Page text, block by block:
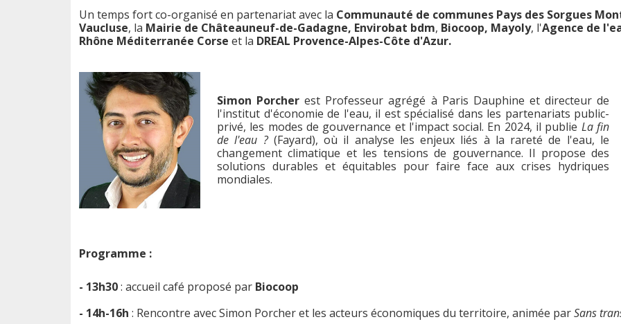
Un temps fort co-organisé en partenariat avec la Communauté de communes Pays des Sorgues
Vaucluse, la Mairie de Châteauneuf-de-Gadagne, Envirobat bdm, Biocoop, Mayoly, l'Agence de
Rhône Méditerranée Corse et la DREAL Provence-Alpes-Côte d'Azur.
Simon Porcher est Professeur agrégé à Paris Dauphine et directeur de
l'institut d'économie de l'eau, il est spécialisé dans les partenariats public-
privé, les modes de gouvernance et l'impact social. En 2024, il publie La fin
de l'eau ?(Fayard), où il analyse les enjeux liés à la rareté de l'eau, le
changement climatique et les tensions de gouvernance. Il propose des
solutions durables et équitables pour faire face aux crises hydriques
mondiales.
Programme :
- 13h30: accueil café proposé par Biocoop
- 14h-16h : Rencontre avec Simon Porcher et les acteurs économiques du territoire, animée parSans